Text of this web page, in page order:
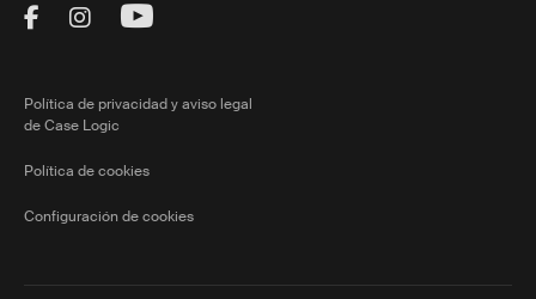
Visit Thule on Facebook (external link)
Visit Thule on Instagram (external link)
Visit Thule on Youtube (external
Política de privacidad y aviso legal
de Case Logic
Política de cookies
Configuración de cookies